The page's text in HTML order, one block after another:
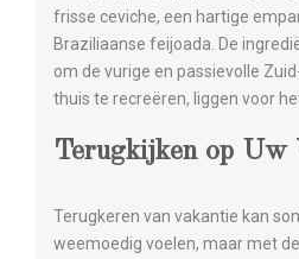
frisse ceviche, een hartige
Braziliaanse feijoada. De
om de vurige en passievolle
thuis te recreëren, liggen voor
Terugkijken op Uw
Terugkeren van vakantie kan
weemoedig voelen, maar met